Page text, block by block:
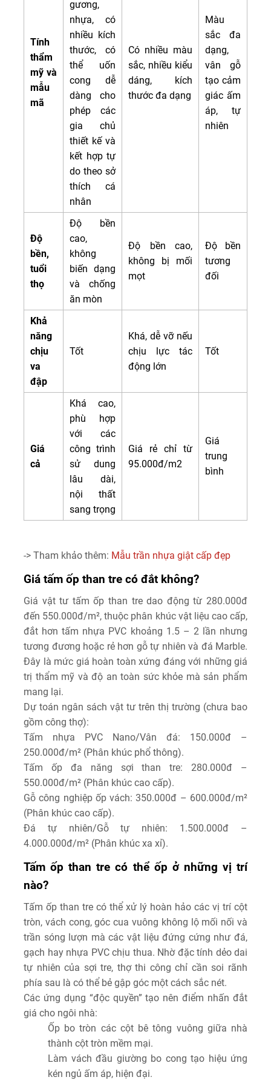
Tính
thẩm
mỹ và
mẫu
mã
gương,
nhựa, có
nhiều kích
thước, có
thể uốn
cong dễ
dàng cho
phép các
gia chủ
thiết kế và
kết hợp tự
do theo sở
thích cá
nhân
Có nhiều màu
sắc, nhiều kiểu
dáng, kích
thước đa dạng
Màu
sắc đa
dạng,
vân gỗ
tạo cảm
giác ấm
áp, tự
nhiên
Độ
bền,
tuổi
thọ
Độ bền
cao,
không
biến dạng
và chống
ăn mòn
Độ bền cao,
không bị mối
mọt
Độ bền
tương
đối
Khả
năng
chịu
va
đập
Tốt
Khá, dễ vỡ nếu
chịu lực tác
động lớn
Tốt
Giá
cả
Khá cao,
phù hợp
với các
công trình
sử dung
lâu dài,
nội thất
sang trọng
Giá rẻ chỉ từ
95.000đ/m2
Giá
trung
bình
-> Tham khảo thêm: Mẫu trần nhựa giật cấp đẹp
Giá tấm ốp than tre có đắt không?
Giá vật tư tấm ốp than tre dao động từ 280.000đ
đến 550.000đ/m², thuộc phân khúc vật liệu cao cấp,
đắt hơn tấm nhựa PVC khoảng 1.5 – 2 lần nhưng
tương đương hoặc rẻ hơn gỗ tự nhiên và đá Marble.
Đây là mức giá hoàn toàn xứng đáng với những giá
trị thẩm mỹ và độ an toàn sức khỏe mà sản phẩm
mang lại.
Dự toán ngân sách vật tư trên thị trường (chưa bao
gồm công thợ):
Tấm nhựa PVC Nano/Vân đá: 150.000đ –
250.000đ/m² (Phân khúc phổ thông).
Tấm ốp đa năng sợi than tre: 280.000đ –
550.000đ/m² (Phân khúc cao cấp).
Gỗ công nghiệp ốp vách: 350.000đ – 600.000đ/m²
(Phân khúc cao cấp).
Đá tự nhiên/Gỗ tự nhiên: 1.500.000đ –
4.000.000đ/m² (Phân khúc xa xỉ).
Tấm ốp than tre có thể ốp ở những vị trí
nào?
Tấm ốp than tre có thể xử lý hoàn hảo các vị trí cột
tròn, vách cong, góc cua vuông không lộ mối nối và
trần sóng lượn mà các vật liệu đứng cứng như đá,
gạch hay nhựa PVC chịu thua. Nhờ đặc tính dẻo dai
tự nhiên của sợi tre, thợ thi công chỉ cần soi rãnh
phía sau là có thể bẻ gập góc một cách sắc nét.
Các ứng dụng “độc quyền” tạo nên điểm nhấn đắt
giá cho ngôi nhà:
Ốp bo tròn các cột bê tông vuông giữa nhà
thành cột tròn mềm mại.
Làm vách đầu giường bo cong tạo hiệu ứng
kén ngủ ấm áp, hiện đại.